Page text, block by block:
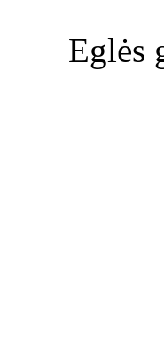
Eglės